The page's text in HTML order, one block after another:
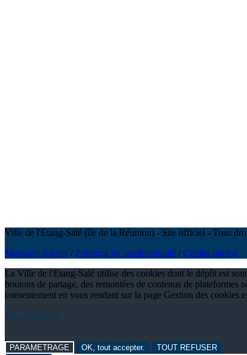
Ville de l'Etang-Salé (île de la Réunion) - Site officiel - Tous
Mentions légales /Politique de confidentialité /Crédits photos
La Ville de l'Etang-Salé utilise des cookies dont le dépôt est
boutons de partage, des remontées de contenus de
consentement en vous rendant sur la page Gestion des
En savoir plus
PARAMETRAGE OK, tout accepter.
TOUT REFUSER